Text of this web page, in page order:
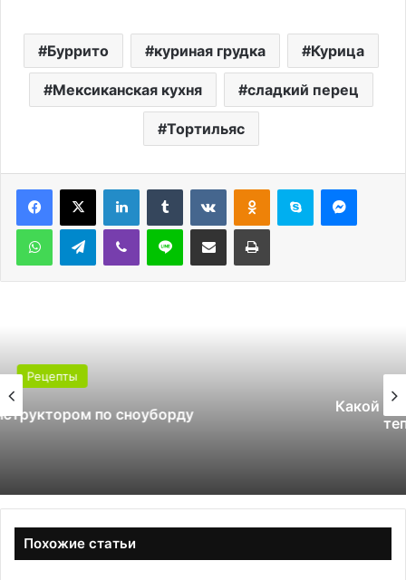
Буррито куриная грудка Курица
Мексиканская кухня сладкий перец
Тортильяc
LinkedInTumblr ВконтактеОдноклассники
Skype
WhatsAppTelegramViber Line Поделиться через электронную почту Печатать
Какой поликарбонат выбрать для
теплицы: 4 или 6 мм
Похожие статьи